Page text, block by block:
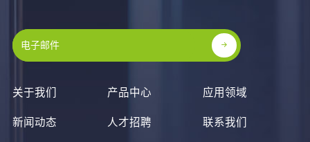
关于我们 产品中心 应用领域
新闻动态 人才招聘 联系我们